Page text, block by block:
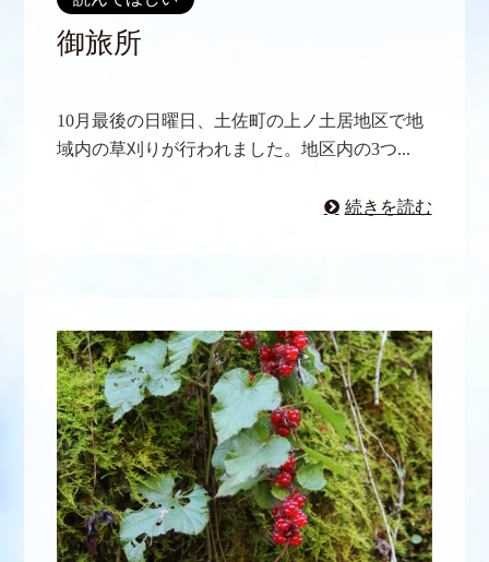
御旅所
10月最後の日曜日、土佐町の上ノ土居地区で地
域内の草刈りが行われました。地区内の3つ...
続きを読む